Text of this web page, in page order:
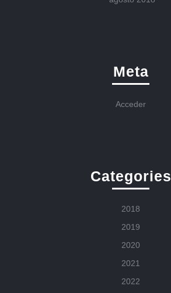
Meta
Acceder
Categories
2018
2019
2020
2021
2022